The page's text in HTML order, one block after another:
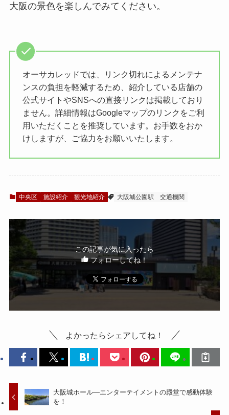
大阪の景色を楽しんでみてください。
オーサカレッドでは、リンク切れによるメンテナ
ンスの負担を軽減するため、紹介している店舗の
公式サイトやSNSへの直接リンクは掲載しており
ません。詳細情報はGoogleマップのリンクをご利
用いただくことを推奨しています。お手数をおか
けしますが、ご協力をお願いいたします。
中央区 施設紹介 観光地紹介 大阪城公園駅 交通機関
この記事が気に入ったら
フォローしてね！
よかったらシェアしてね！
大阪城ホール—エンターテイメントの殿堂で感動体験
を！